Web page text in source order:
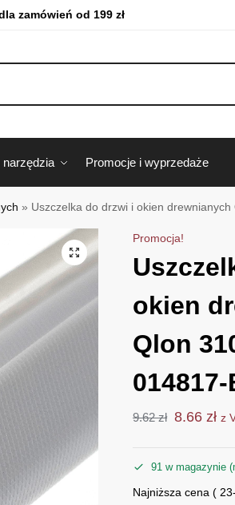
zamówień od 199 zł
narzędzia Promocje i wyprzedaże
» Uszczelka do drzwi i okien drewnianych
Promocja!
okien
Qlon
014817-
9.62zł 8.66 zł z
91 w magazynie
Najniższa cena (